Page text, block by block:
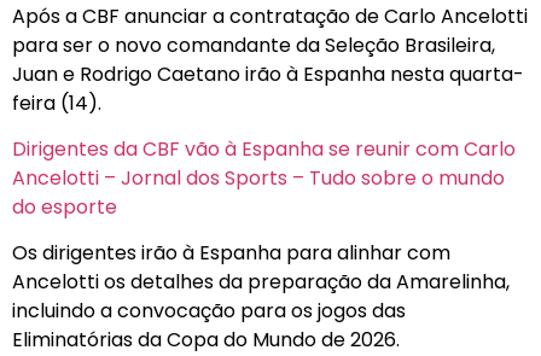
Após a CBF anunciar a contratação de Carlo Ancelotti
para ser o novo comandante da Seleção Brasileira,
Juan e Rodrigo Caetano irão à Espanha nesta quarta-
feira (14).
Dirigentes da CBF vão à Espanha se reunir com Carlo
Ancelotti – Jornal dos Sports – Tudo sobre o mundo
do esporte
Os dirigentes irão à Espanha para alinhar com
Ancelotti os detalhes da preparação da Amarelinha,
incluindo a convocação para os jogos das
Eliminatórias da Copa do Mundo de 2026.